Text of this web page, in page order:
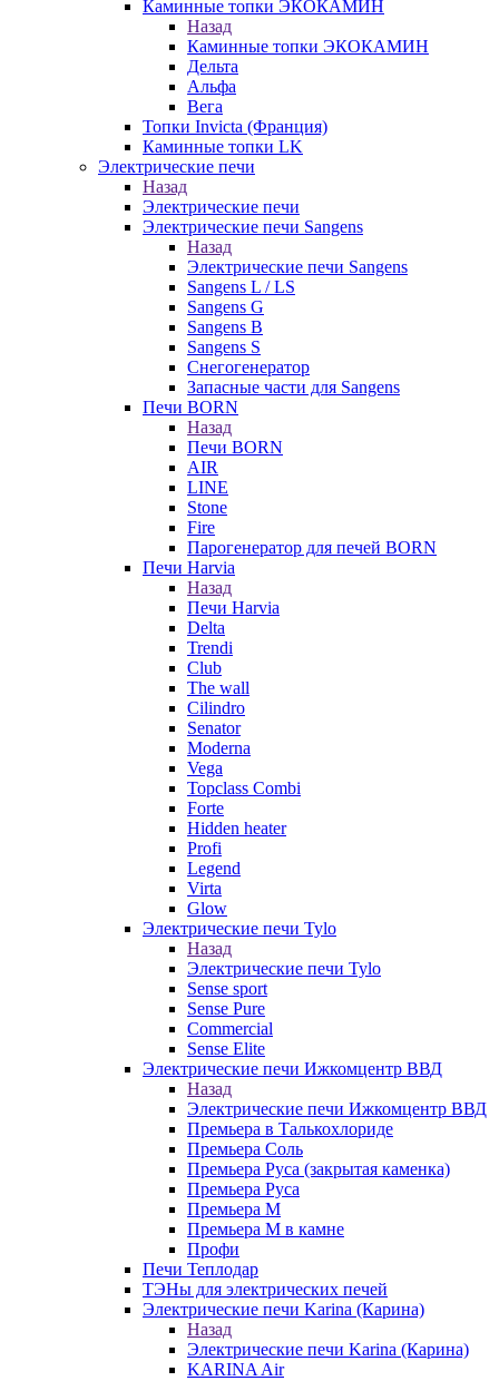
Каминные топки ЭКОКАМИН
Назад
Каминные топки ЭКОКАМИН
Дельта
Альфа
Вега
Топки Invicta (Франция)
Каминные топки LK
Электрические печи
Назад
Электрические печи
Электрические печи Sangens
Назад
Электрические печи Sangens
Sangens L / LS
Sangens G
Sangens B
Sangens S
Снегогенератор
Запасные части для Sangens
Печи BORN
Назад
Печи BORN
AIR
LINE
Stone
Fire
Парогенератор для печей BORN
Печи Harvia
Назад
Печи Harvia
Delta
Trendi
Club
The wall
Cilindro
Senator
Moderna
Vega
Topclass Combi
Forte
Hidden heater
Profi
Legend
Virta
Glow
Электрические печи Tylo
Назад
Электрические печи Tylo
Sense sport
Sense Pure
Commercial
Sense Elite
Электрические печи Ижкомцентр ВВД
Назад
Электрические печи Ижкомцентр ВВД
Премьера в Талькохлориде
Премьера Cоль
Премьера Руса (закрытая каменка)
Премьера Руса
Премьера М
Премьера М в камне
Профи
Печи Теплодар
ТЭНы для электрических печей
Электрические печи Karina (Карина)
Назад
Электрические печи Karina (Карина)
KARINA Air